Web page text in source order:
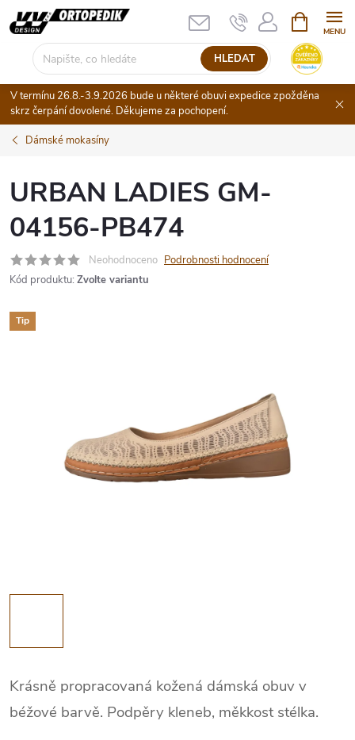
Přejít
na
HLEDAT
NÁKUPNÍ
KOŠÍK
V termínu 26.8.-3.9.2026 bude u některé obuvi expedice zpožděna
skrz čerpání dovolené. Děkujeme za pochopení.
Dámské mokasíny
URBAN LADIES GM-
04156-PB474
Neohodnoceno Podrobnosti hodnocení
Kód produktu: Zvolte variantu
Tip
Krásně propracovaná kožená dámská obuv v
béžové barvě. Podpěry kleneb, měkkost stélka.